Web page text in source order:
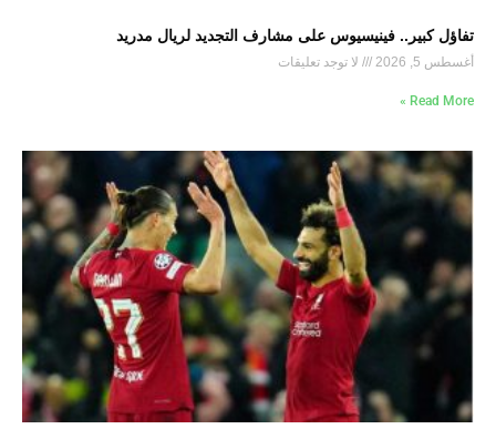
تفاؤل كبير.. فينيسيوس على مشارف التجديد لريال مدريد
أغسطس 5, 2026 لا توجد تعليقات
Read More »